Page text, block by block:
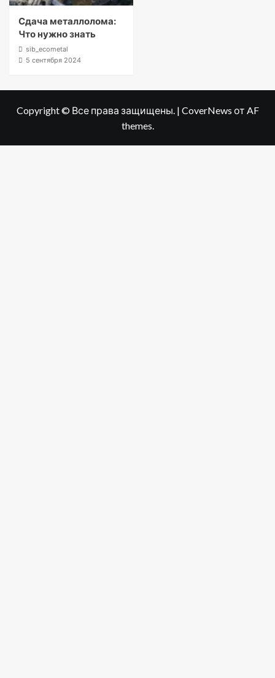
Сдача металлолома:
Что нужно знать
sib_ecometal
5 сентября 2024
Copyright © Все права защищены. | CoverNews от AF
themes.